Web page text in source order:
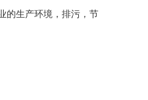
的生产环境，排污，节